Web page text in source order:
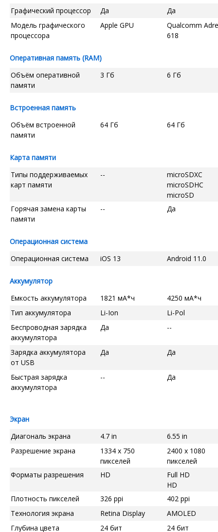
Графический процессор
Да
Да
Модель графического
процессора
Apple GPU
Qualcomm
618
Оперативная память (RAM)
Объём оперативной
памяти
3 Гб 6 Гб
Встроенная память
Объём встроенной
памяти
64 Гб 64 Гб
Карта памяти
Типы поддерживаемых
карт памяти
--
microSDXC
microSDHC
microSD
Горячая замена карты
памяти
-- Да
Операционная система
Операционная система
iOS 13 Android 11.0
Аккумулятор
Емкость аккумулятора
1821 мА*ч
4250 мА*ч
Тип аккумулятора
Li-Ion
Li-Pol
Беспроводная зарядка
аккумулятора
Да --
Зарядка аккумулятора
от USB
Да Да
Быстрая зарядка
аккумулятора
-- Да
Экран
Диагональ экрана
4.7 in
6.55 in
Разрешение экрана
1334 x 750
пикселей
2400 x 1080
пикселей
Форматы разрешения
HD
Full HD
HD
Плотность пикселей
326 ppi
402 ppi
Технология экрана
Retina Display
AMOLED
Глубина цвета
24 бит 24 бит